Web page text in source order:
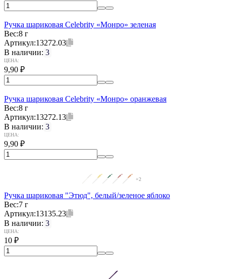
Ручка шариковая Celebrity «Монро» зеленая
Вес:8 г
Артикул:13272.03
В наличии: 3
ЦЕНА:
9,90 ₽
Ручка шариковая Celebrity «Монро» оранжевая
Вес:8 г
Артикул:13272.13
В наличии: 3
ЦЕНА:
9,90 ₽
+2
Ручка шариковая "Этюд", белый/зеленое яблоко
Вес:7 г
Артикул:13135.23
В наличии: 3
ЦЕНА:
10 ₽